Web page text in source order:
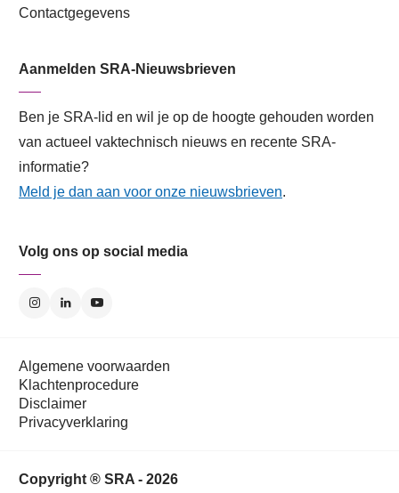
Contactgegevens
Aanmelden SRA-Nieuwsbrieven
Ben je SRA-lid en wil je op de hoogte gehouden worden
van actueel vaktechnisch nieuws en recente SRA-
informatie?
Meld je dan aan voor onze nieuwsbrieven.
Volg ons op social media
Algemene voorwaarden
Klachtenprocedure
Disclaimer
Privacyverklaring
Copyright ® SRA - 2026